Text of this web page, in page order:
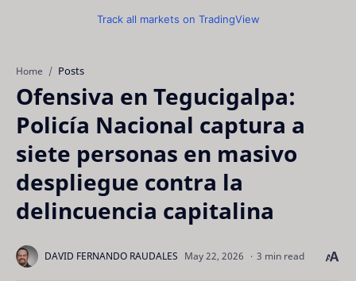
Track all markets on TradingView
Home Posts
Ofensiva en Tegucigalpa:
Policía Nacional captura a
siete personas en masivo
despliegue contra la
delincuencia capitalina
3 min read